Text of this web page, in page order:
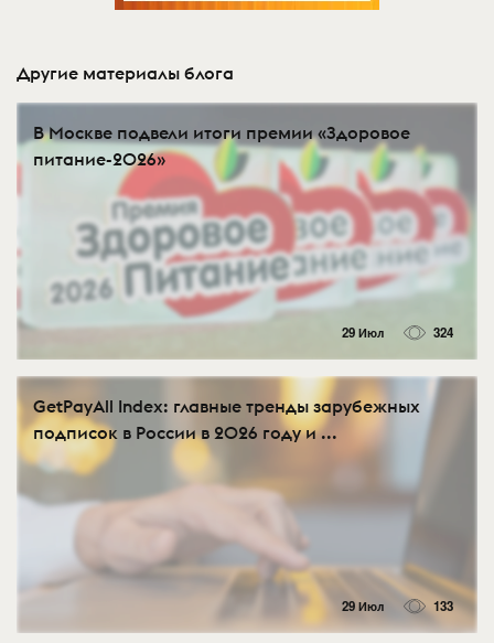
Другие материалы блога
В Москве подвели итоги премии «Здоровое
питание-2026»
29 Июл 324
GetPayAll Index: главные тренды зарубежных
подписок в России в 2026 году и ...
29 Июл 133